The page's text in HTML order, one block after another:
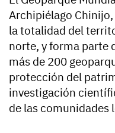
Archipiélago
la totalidad del
norte, y forma parte
más de 200
protección del
investigación
de las comunidades